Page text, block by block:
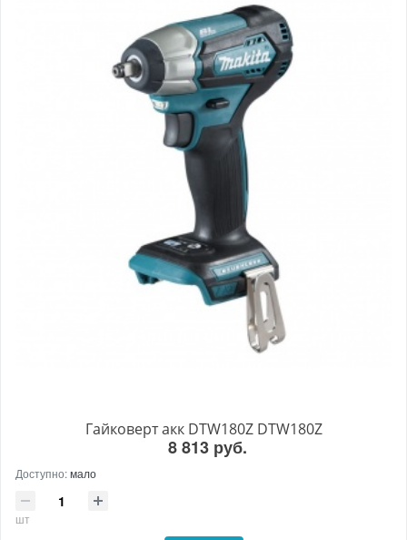
Гайковерт акк DTW180Z DTW180Z
8 813 руб.
Доступно:мало
шт